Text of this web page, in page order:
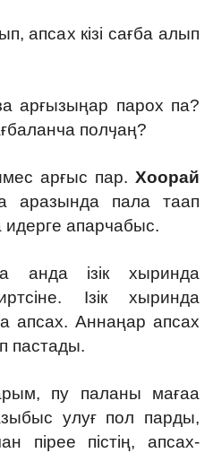
апсах кізі сағба алып
арғызыңар парох па?
полӌаң?
арғыс пар. Хоорай
аразында пала таап
идерге апарчабыс.
ізік хыринда
Ізік хыринда
апсах. Аннаңар апсах
пастады.
пу паланы мағаа
улуғ пол парды,
пірее пістің, апсах-